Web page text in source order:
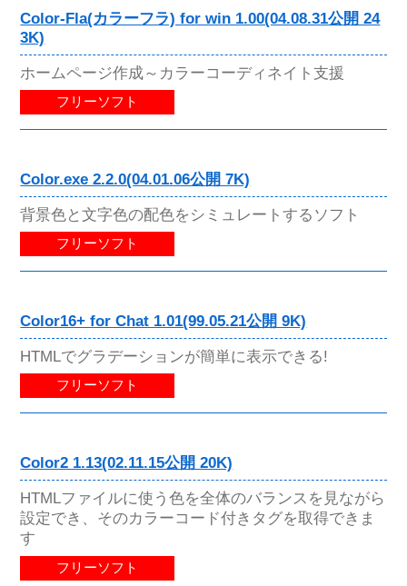
Color-Fla(カラーフラ) for win 1.00(04.08.31公開 24
3K)
ホームページ作成～カラーコーディネイト支援
フリーソフト
Color.exe 2.2.0(04.01.06公開 7K)
背景色と文字色の配色をシミュレートするソフト
フリーソフト
Color16+ for Chat 1.01(99.05.21公開 9K)
HTMLでグラデーションが簡単に表示できる!
フリーソフト
Color2 1.13(02.11.15公開 20K)
HTMLファイルに使う色を全体のバランスを見ながら
設定でき、そのカラーコード付きタグを取得できま
す
フリーソフト